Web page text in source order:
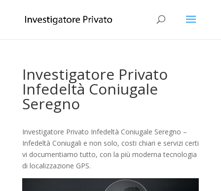
Investigatore Privato
Infedeltà Coniugale
Seregno
Investigatore Privato Infedeltà Coniugale Seregno –
Infedeltà Coniugali e non solo, costi chiari e servizi certi
vi documentiamo tutto, con la più moderna tecnologia
di localizzazione GPS.